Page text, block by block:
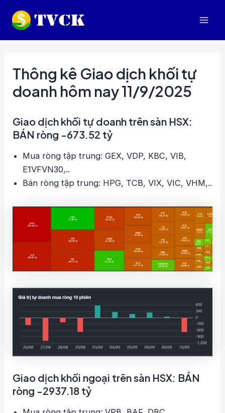
Thông kê Giao dịch khối tự
doanh hôm nay 11/9/2025
Giao dịch khối tự doanh trên sàn HSX:
BÁN ròng -673.52 tỷ
Mua ròng tập trung: GEX, VDP, KBC, VIB,
E1VFVN30,..
Bán ròng tập trung: HPG, TCB, VIX, VIC, VHM,..
Giao dịch khối ngoại trên sàn HSX: BÁN
ròng -2937.18 tỷ